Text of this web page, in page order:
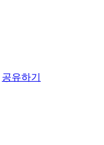
공유하기